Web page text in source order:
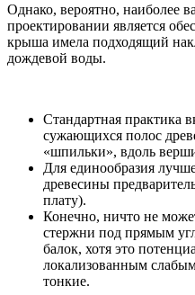
Однако, вероятно, наиболее
проектировании является
крыша имела подходящий
дождевой воды.
Стандартная практика
сужающихся полос
«шпильки», вдоль
Для единообразия
древесины
плату).
Конечно, ничто не
стержни под прямым
балок, хотя это
локализованным
тонкие.